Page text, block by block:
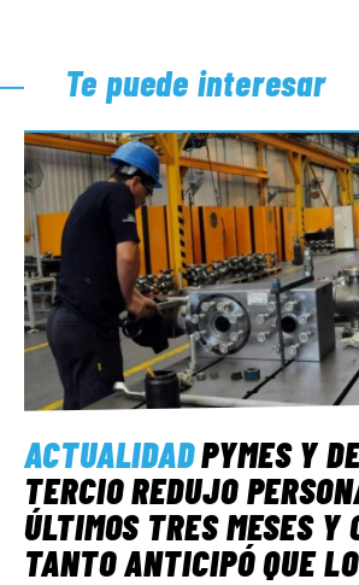
Te puede interesar
ACTUALIDADPYMES Y
TERCIO REDUJO
ÚLTIMOS TRES MESES Y
TANTO ANTICIPÓ QUE